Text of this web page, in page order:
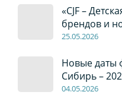
«CJF –
брендов и
25.05.2026
Новые даты
Сибирь –
04.05.2026